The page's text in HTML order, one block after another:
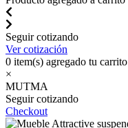
Seguir cotizando
Ver cotización
0 item(s) agregado tu carrito
×
MUTMA
Seguir cotizando
Checkout